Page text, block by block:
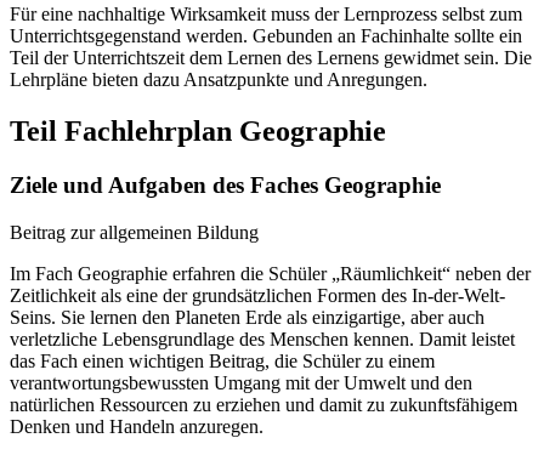
Für eine nachhaltige Wirksamkeit muss der Lernprozess selbst zum
Unterrichtsgegenstand werden. Gebunden an Fachinhalte sollte ein
Teil der Unterrichtszeit dem Lernen des Lernens gewidmet sein. Die
Lehrpläne bieten dazu Ansatzpunkte und Anregungen.
Teil Fachlehrplan Geographie
Ziele und Aufgaben des Faches Geographie
Beitrag zur allgemeinen Bildung
Im Fach Geographie erfahren die Schüler „Räumlichkeit“ neben der
Zeitlichkeit als eine der grundsätzlichen Formen des In-der-Welt-
Seins. Sie lernen den Planeten Erde als einzigartige, aber auch
verletzliche Lebensgrundlage des Menschen kennen. Damit leistet
das Fach einen wichtigen Beitrag, die Schüler zu einem
verantwortungsbewussten Umgang mit der Umwelt und den
natürlichen Ressourcen zu erziehen und damit zu zukunftsfähigem
Denken und Handeln anzuregen.